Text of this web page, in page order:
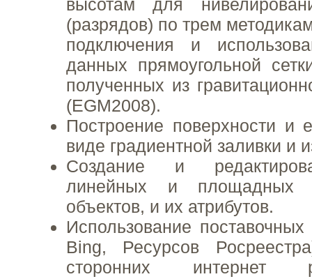
высотам для
(разрядов) по трем
подключения и
данных прямоугольной
полученных из
(EGM2008).
Построение поверхности и
виде градиентной заливки и
Создание и
линейных и площадных
объектов, и их атрибутов.
Использование
Bing, Ресурсов
сторонних интернет